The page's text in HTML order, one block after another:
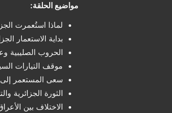
مواضيع الحلقة:
لماذا استُعمرت
بداية الاستعمار
الحروب الصليبية
موقف التيارات
سعى المستعمر
الثورة الجزائرية
الاختلاف بين